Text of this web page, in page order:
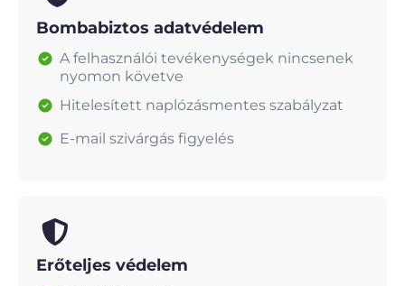
Bombabiztos adatvédelem
A felhasználói tevékenységek nincsenek
nyomon követve
Hitelesített naplózásmentes szabályzat
E-mail szivárgás figyelés
Erőteljes védelem